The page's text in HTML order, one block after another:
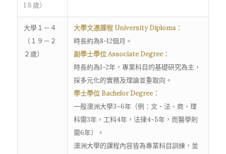
1８歲）
大學１－４
（１９－２
２歲）
大學文憑課程 University Diploma：
時長約為8-12個月。
副學士學位 Associate Degree：
時長約為1-2年，專業科目的基礎研究為主，
採多元化的實務及理論並重取向。
學士學位 Bachelor Degree：
一般澳洲大學3~6年（例：文、法、商、理
科需3年，工科4年，法律4~5年，而醫學則
需6年）。
澳洲大學的課程內容皆為專業科目訓練，並